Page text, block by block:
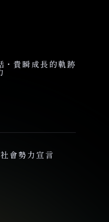
・貴瞬成長的軌跡
會勢力宣言